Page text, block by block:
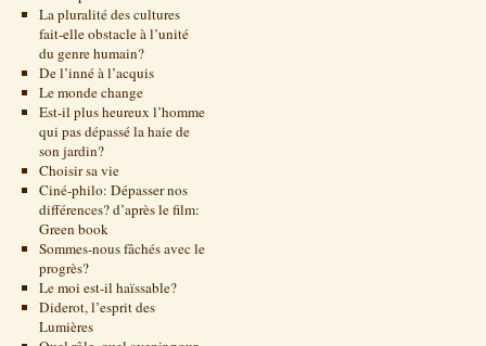
La pluralité des cultures
fait-elle obstacle à l’unité
du genre humain?
De l’inné à l’acquis
Le monde change
Est-il plus heureux l’homme
qui pas dépassé la haie de
son jardin?
Choisir sa vie
Ciné-philo: Dépasser nos
différences? d’après le film:
Green book
Sommes-nous fâchés avec le
progrès?
Le moi est-il haïssable?
Diderot, l’esprit des
Lumières